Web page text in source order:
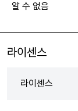
알 수 없음
라이센스
라이센스